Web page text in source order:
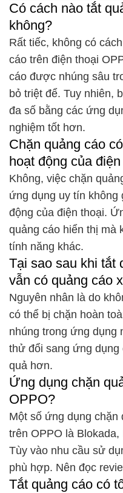
Có cách nào tắt
không?
Rất tiếc, không có
cáo trên điện thoại
cáo được nhúng sâu
bỏ triệt để. Tuy nhiên,
đa số bằng các ứng
nghiệm tốt hơn.
Chặn quảng cáo
hoạt động của
Không, việc chặn
ứng dụng uy tín
động của điện thoại.
quảng cáo hiển thị mà
tính năng khác.
Tại sao sau khi tắt
vẫn có quảng cáo
Nguyên nhân là do
có thể bị chặn hoàn
nhúng trong ứng dụng
thử đổi sang ứng dụng
quả hơn.
Ứng dụng chặn
OPPO?
Một số ứng dụng
trên OPPO là
Tùy vào nhu cầu sử
phù hợp. Nên đọc
Tắt quảng cáo có